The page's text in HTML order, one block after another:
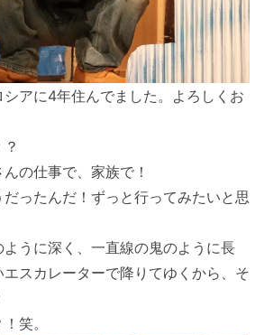
アに4年住んでました。よろしくお
の仕事で、家族で！
だったんだ！ずっと行ってみたいと思
うに深く、一直線の鬼のように長
エスカレーターで降りてゆくから、そ
笑。